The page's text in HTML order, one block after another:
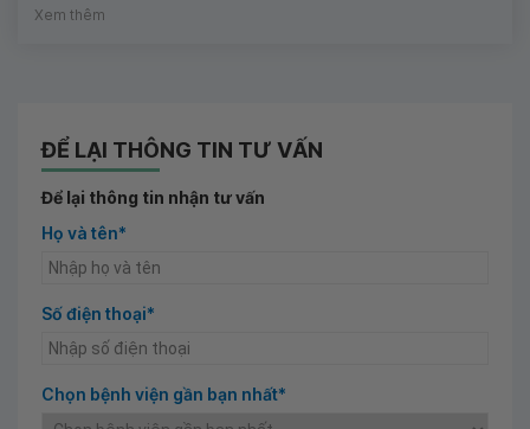
Xem thêm
ĐỂ LẠI THÔNG TIN TƯ VẤN
Để lại thông tin nhận tư vấn
Họ và tên*
Số điện thoại*
Chọn bệnh viện gần bạn nhất*